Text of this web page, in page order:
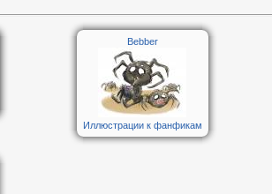
Bebber
Иллюстрации к фанфикам